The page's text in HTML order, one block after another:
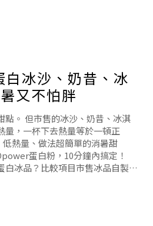
健康，不需要跟別人一樣
白冰沙、奶昔、冰
又不怕胖
點。 但市售的冰沙、奶昔、冰淇
量，一杯下去熱量等於一頓正
熱量、做法超簡單的消暑甜
蛋白粉，10分鐘內搞定！
白冰品？比較項目市售冰品自製高
600大卡100-250大卡飽足感吃完
值幾乎只有糖和脂肪蛋白質＋纖